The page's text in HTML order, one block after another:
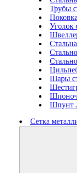
Трубы
Уголок
Шары
Шпунт
Сетка